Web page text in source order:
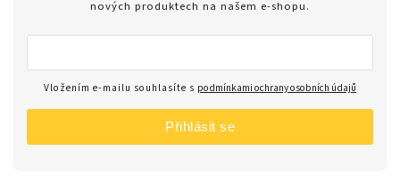
nových produktech na našem e-shopu.
Vložením e-mailu souhlasíte s podmínkami ochrany osobních údajů
Přihlásit se